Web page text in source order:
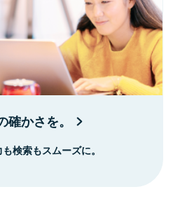
かさを。
検索もスムーズに。